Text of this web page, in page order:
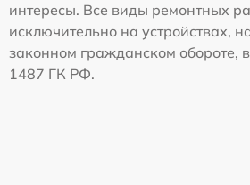
интересы. Все виды ремонтных
исключительно на устройствах,
законном гражданском обороте, в
1487 ГК РФ.